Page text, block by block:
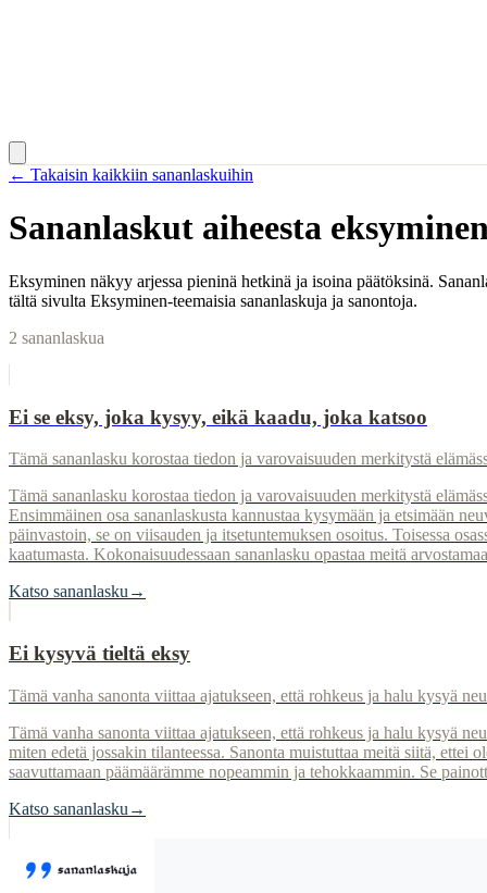
← Takaisin kaikkiin sananlaskuihin
Sananlaskut aiheesta
Eksyminen näkyy arjessa pieninä hetkinä ja isoina päätöksinä.
tältä sivulta Eksyminen-teemaisia sananlaskuja ja sanontoja.
2 sananlaskua
Ei se eksy, joka kysyy, eikä kaadu, joka katsoo
Tämä sananlasku korostaa tiedon ja varovaisuuden merkitystä
Tämä sananlasku korostaa tiedon ja varovaisuuden merkitystä
Ensimmäinen osa sananlaskusta kannustaa kysymään ja etsimään
päinvastoin, se on viisauden ja itsetuntemuksen osoitus. Toisessa
kaatumasta. Kokonaisuudessaan sananlasku opastaa meitä
Katso sananlasku →
Ei kysyvä tieltä eksy
Tämä vanha sanonta viittaa ajatukseen, että rohkeus ja halu kysyä
Tämä vanha sanonta viittaa ajatukseen, että rohkeus ja halu kysyä
miten edetä jossakin tilanteessa. Sanonta muistuttaa meitä siitä, ettei
saavuttamaan päämäärämme nopeammin ja tehokkaammin. Se
Katso sananlasku →